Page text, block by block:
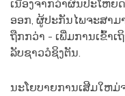
ເນື່ອງຈາກວ່າຜົນປະໂຫຍ
ອອກ, ຜູ້ປະກັນໄພຈະສາ
ຖືກກວ່າ - ເພີ່ມການເຂົ້າ
ລັບຊາວວໍຊິງຕັນ.
ນະໂຍບາຍການເສີມໃຫ